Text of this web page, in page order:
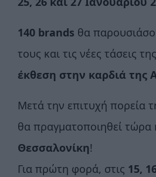
140 brands θα
τους και τις νέες τάσεις
έκθεση στην καρδιά της
Μετά την επιτυχή πορεία
θα πραγματοποιηθεί τώρα
Θεσσαλονίκη!
Για πρώτη φορά, στις 15,